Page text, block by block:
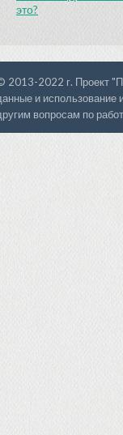
это?
2013-2022 г. Проект
и использование
вопросам по